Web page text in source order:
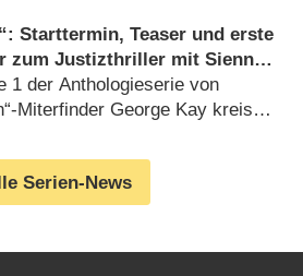
Starttermin, Teaser und erste
zum Justizthriller mit Sienna
und Dominic West
1 der Anthologieserie von
Miterfinder George Kay kreist
(07.08.2026)
Serien-News